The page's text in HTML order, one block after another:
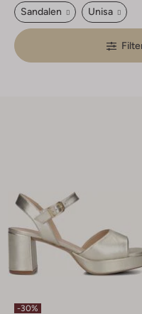
Sandalen Unisa
-30%